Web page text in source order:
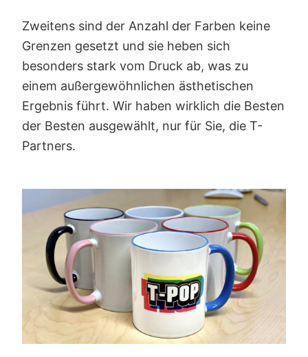
Zweitens sind der Anzahl der Farben keine
Grenzen gesetzt und sie heben sich
besonders stark vom Druck ab, was zu
einem außergewöhnlichen ästhetischen
Ergebnis führt. Wir haben wirklich die Besten
der Besten ausgewählt, nur für Sie, die T-
Partners.